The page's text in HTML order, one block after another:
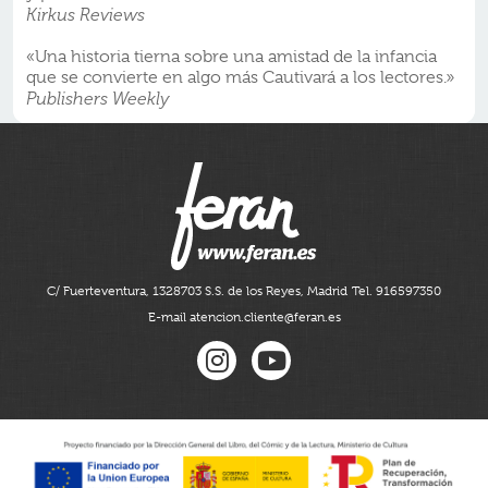
Kirkus Reviews
«Una historia tierna sobre una amistad de la infancia
que se convierte en algo más Cautivará a los lectores.»
Publishers Weekly
C/ Fuerteventura, 1328703 S.S. de los Reyes, Madrid Tel. 916597350
E-mail atencion.cliente@feran.es